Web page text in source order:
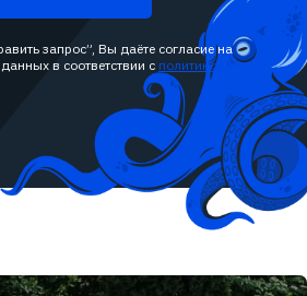
запрос”, Вы даёте согласие на
в соответствии с политикой